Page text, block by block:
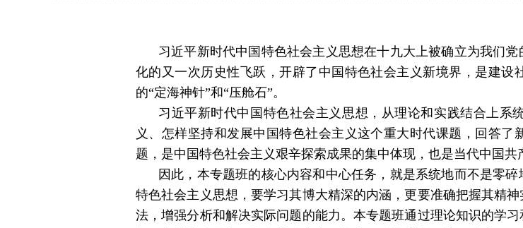
习近平新时代中国特色社会主义思想在十九大上被确立为我们
化的又一次历史性飞跃，开辟了中国特色社会主义新境界，是建
的“定海神针”和“压舱石”。
习近平新时代中国特色社会主义思想，从理论和实践结合上系
义、怎样坚持和发展中国特色社会主义这个重大时代课题，回答
题，是中国特色社会主义艰辛探索成果的集中体现，也是当代中国共
因此，本专题班的核心内容和中心任务，就是系统地而不是零
特色社会主义思想，要学习其博大精深的内涵，更要准确把握其精
法，增强分析和解决实际问题的能力。本专题班通过理论知识的学